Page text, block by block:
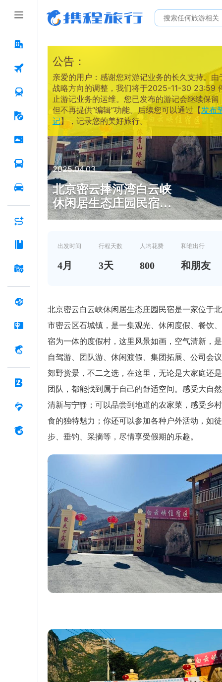
公告：
亲爱的用户：感谢您对游记业务的长久支持。由
战略方向的调整，我们将于2025-11-30 23:59
止游记业务的运维。您已发布的游记会继续保留
但不再提供“编辑”功能。后续您可以通过【发布
记】，记录您的美好旅行。
2025.04.03
北京密云捧河湾白云峡
休闲居生态庄园民宿，
住宿送捧河湾景区门
出发时间
4月
行程天数
3天
人均花费
800
和谁出行
和朋友
北京密云白云峡休闲居生态庄园民宿是一家位于
市密云区石城镇，是一集观光、休闲度假、餐饮
宿为一体的度假村，这里风景如画，空气清新，
自驾游、团队游、休闲渡假、集团拓展、公司会
郊野赏景，不二之选，在这里，无论是大家庭还
团队，都能找到属于自己的舒适空间。感受大自
清新与宁静；可以品尝到地道的农家菜，感受乡
食的独特魅力；你还可以参加各种户外活动，如徒
步、垂钓、采摘等，尽情享受假期的乐趣。